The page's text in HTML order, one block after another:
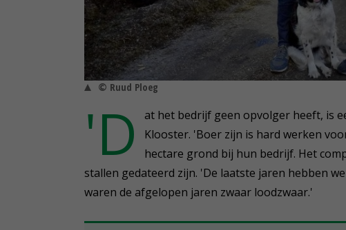
© Ruud Ploeg
'D
at het bedrijf geen opvolger heeft, is
Klooster. 'Boer zijn is hard werken
hectare grond bij hun bedrijf. Het
stallen gedateerd zijn. 'De laatste jaren hebben
waren de afgelopen jaren zwaar loodzwaar.'